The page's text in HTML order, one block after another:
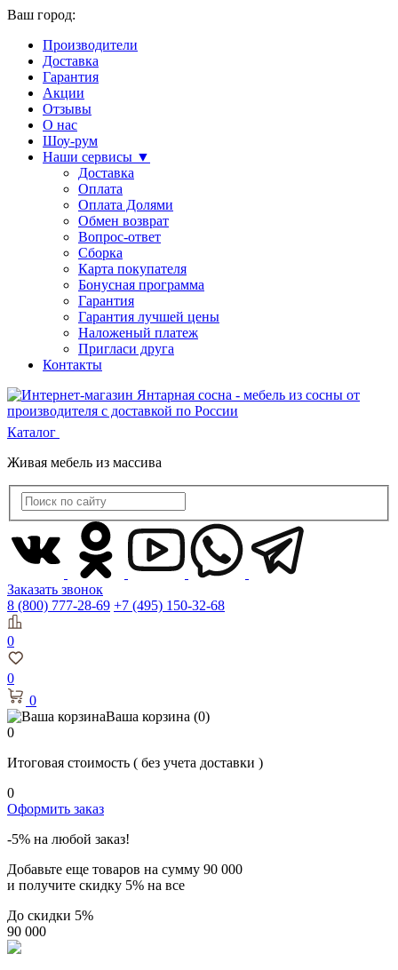
Ваш город:
Производители
Доставка
Гарантия
Акции
Отзывы
О нас
Шоу-рум
Наши сервисы ▼
Доставка
Оплата
Оплата Долями
Обмен возврат
Вопрос-ответ
Сборка
Карта покупателя
Бонусная программа
Гарантия
Гарантия лучшей цены
Наложеный платеж
Пригласи друга
Контакты
Каталог
Живая мебель из массива
Заказать звонок
8 (800) 777-28-69 +7 (495) 150-32-68
0
0
0
Ваша корзина (0)
0
Итоговая стоимость ( без учета доставки )
0
Оформить заказ
-5% на любой заказ!
Добавьте еще товаров на сумму 90 000
и получите скидку 5% на все
До скидки 5%
90 000